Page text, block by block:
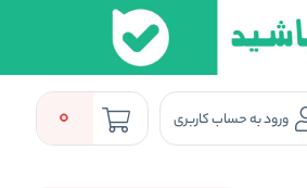
ورود به حساب کاربری 0